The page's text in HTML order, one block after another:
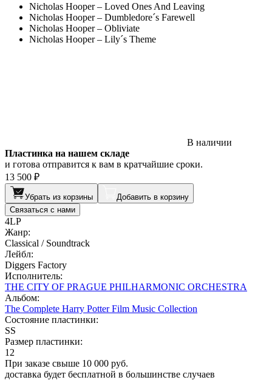
Nicholas Hooper – Loved Ones And Leaving
Nicholas Hooper – Dumbledore´s Farewell
Nicholas Hooper – Obliviate
Nicholas Hooper – Lily´s Theme
В наличии
Пластинка на нашем складе
и готова отправится к вам в кратчайшие сроки.
13 500 ₽
Убрать из корзины
Добавить в корзину
Связаться с нами
4LP
Жанр:
Classical / Soundtrack
Лейбл:
Diggers Factory
Исполнитель:
THE CITY OF PRAGUE PHILHARMONIC ORCHESTRA
Альбом:
The Complete Harry Potter Film Music Collection
Состояние пластинки:
SS
Размер пластинки:
12
При заказе свыше 10 000 руб.
доставка будет бесплатной в большинстве случаев